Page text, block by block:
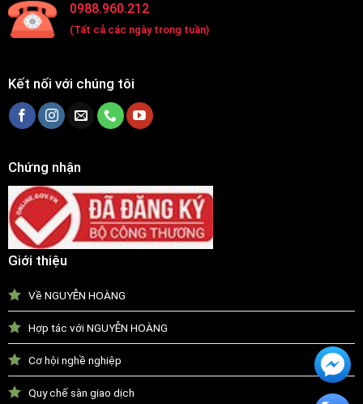
0988.960.212
(Tất cả các ngày trong tuần)
Kết nối với chúng tôi
Chứng nhận
Giới thiệu
Về NGUYỄN HOÀNG
Hợp tác với NGUYỄN HOÀNG
Cơ hội nghề nghiệp
Quy chế sàn giao dịch